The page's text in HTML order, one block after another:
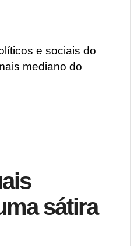
e sociais do
mediano do
sátira